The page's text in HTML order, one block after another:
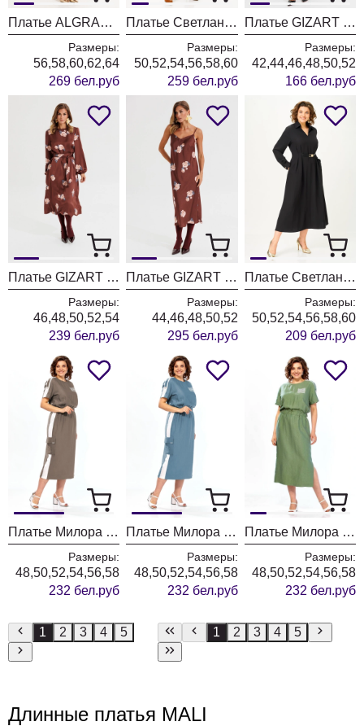
Платье ALGRANDA (Новелла Шарм) 4179
Размеры:
56,58,60,62,64
269 бел.руб
Платье Светлана-Стиль 2354 синий джинс
Размеры:
50,52,54,56,58,60
259 бел.руб
Платье GIZART 5457 пудрово-серый
Размеры:
42,44,46,48,50,52
166 бел.руб
Платье GIZART 5103 капучино + принт цветы
Размеры:
46,48,50,52,54
239 бел.руб
Платье GIZART 25300 капучино + принт цветы
Размеры:
44,46,48,50,52
295 бел.руб
Платье Светлана-Стиль 2359 черный
Размеры:
50,52,54,56,58,60
209 бел.руб
Платье Милора Стиль 1455 шоколад
Размеры:
48,50,52,54,56,58
232 бел.руб
Платье Милора Стиль 1455 синий
Размеры:
48,50,52,54,56,58
232 бел.руб
Платье Милора Стиль 1455 зеленый
Размеры:
48,50,52,54,56,58
232 бел.руб
1 2 3 4 5 1 2 3 4 5
Длинные платья MALI